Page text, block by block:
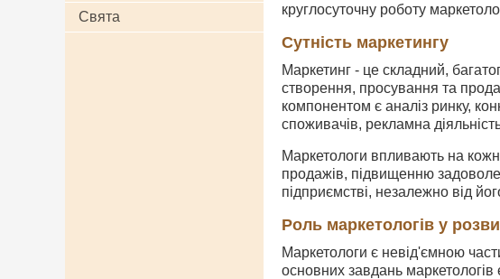
Свята
круглосуточну роботу
Сутність маркетингу
Маркетинг - це складний,
створення, просування та
компонентом є аналіз ринку,
споживачів, рекламна
Маркетологи впливають на
продажів, підвищенню
підприємстві, незалежно від
Роль маркетологів у
Маркетологи є невід'ємною
основних завдань маркетологів